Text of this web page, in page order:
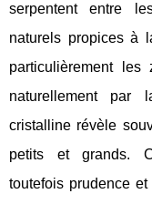
serpentent entre
naturels propices à
particulièrement les
naturellement par
cristalline révèle
petits et grands.
toutefois prudence